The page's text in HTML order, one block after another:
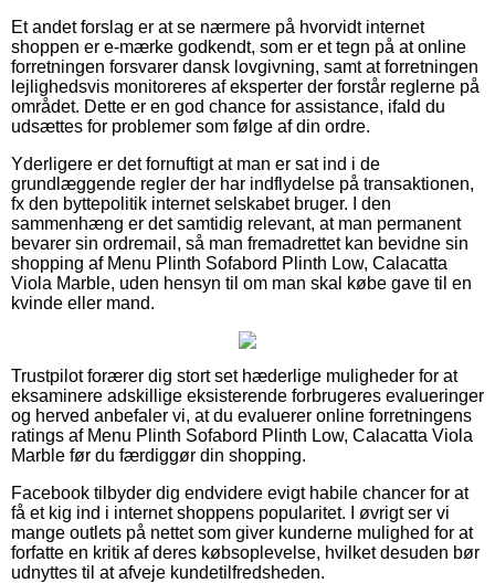
Et andet forslag er at se nærmere på hvorvidt internet
shoppen er e-mærke godkendt, som er et tegn på at online
forretningen forsvarer dansk lovgivning, samt at forretningen
lejlighedsvis monitoreres af eksperter der forstår reglerne på
området. Dette er en god chance for assistance, ifald du
udsættes for problemer som følge af din ordre.
Yderligere er det fornuftigt at man er sat ind i de
grundlæggende regler der har indflydelse på transaktionen,
fx den byttepolitik internet selskabet bruger. I den
sammenhæng er det samtidig relevant, at man permanent
bevarer sin ordremail, så man fremadrettet kan bevidne sin
shopping af Menu Plinth Sofabord Plinth Low, Calacatta
Viola Marble, uden hensyn til om man skal købe gave til en
kvinde eller mand.
Trustpilot forærer dig stort set hæderlige muligheder for at
eksaminere adskillige eksisterende forbrugeres evalueringer
og herved anbefaler vi, at du evaluerer online forretningens
ratings af Menu Plinth Sofabord Plinth Low, Calacatta Viola
Marble før du færdiggør din shopping.
Facebook tilbyder dig endvidere evigt habile chancer for at
få et kig ind i internet shoppens popularitet. I øvrigt ser vi
mange outlets på nettet som giver kunderne mulighed for at
forfatte en kritik af deres købsoplevelse, hvilket desuden bør
udnyttes til at afveje kundetilfredsheden.